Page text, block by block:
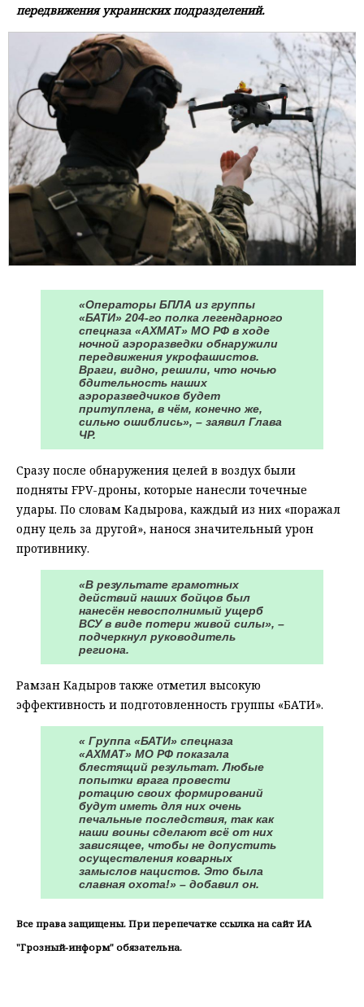
передвижения украинских подразделений.
«Операторы БПЛА из группы
«БАТИ» 204-го полка легендарного
спецназа «АХМАТ» МО РФ в ходе
ночной аэроразведки обнаружили
передвижения укрофашистов.
Враги, видно, решили, что ночью
бдительность наших
аэроразведчиков будет
притуплена, в чём, конечно же,
сильно ошиблись», – заявил Глава
ЧР.
Сразу после обнаружения целей в воздух были
подняты FPV-дроны, которые нанесли точечные
удары. По словам Кадырова, каждый из них «поражал
одну цель за другой», нанося значительный урон
противнику.
«В результате грамотных
действий наших бойцов был
нанесён невосполнимый ущерб
ВСУ в виде потери живой силы», –
подчеркнул руководитель
региона.
Рамзан Кадыров также отметил высокую
эффективность и подготовленность группы «БАТИ».
« Группа «БАТИ» спецназа
«АХМАТ» МО РФ показала
блестящий результат. Любые
попытки врага провести
ротацию своих формирований
будут иметь для них очень
печальные последствия, так как
наши воины сделают всё от них
зависящее, чтобы не допустить
осуществления коварных
замыслов нацистов. Это была
славная охота!» – добавил он.
Все права защищены. При перепечатке ссылка на сайт ИА
"Грозный-информ" обязательна.